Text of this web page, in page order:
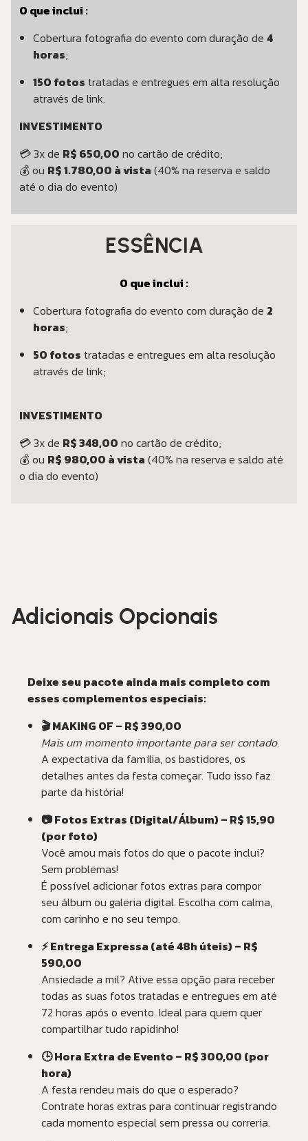
O que inclui :
Cobertura fotografia do evento com duração de 4
horas;
150 fotos tratadas e entregues em alta resolução
através de link.
INVESTIMENTO
💳 3x de R$ 650,00 no cartão de crédito;
💰 ou R$ 1.780,00 à vista (40% na reserva e saldo
até o dia do evento)
ESSÊNCIA
O que inclui :
Cobertura fotografia do evento com duração de 2
horas;
50 fotos tratadas e entregues em alta resolução
através de link;
INVESTIMENTO
💳 3x de R$ 348,00 no cartão de crédito;
💰 ou R$ 980,00 à vista (40% na reserva e saldo até
o dia do evento)
Adicionais Opcionais
Deixe seu pacote ainda mais completo com
esses complementos especiais:
🎬 MAKING OF – R$ 390,00
Mais um momento importante para ser contado.
A expectativa da família, os bastidores, os
detalhes antes da festa começar. Tudo isso faz
parte da história!
📷 Fotos Extras (Digital/Álbum) – R$ 15,90
(por foto)
Você amou mais fotos do que o pacote inclui?
Sem problemas!
É possível adicionar fotos extras para compor
seu álbum ou galeria digital. Escolha com calma,
com carinho e no seu tempo.
⚡ Entrega Expressa (até 48h úteis) – R$
590,00
Ansiedade a mil? Ative essa opção para receber
todas as suas fotos tratadas e entregues em até
72 horas após o evento. Ideal para quem quer
compartilhar tudo rapidinho!
🕒 Hora Extra de Evento – R$ 300,00 (por
hora)
A festa rendeu mais do que o esperado?
Contrate horas extras para continuar registrando
cada momento especial sem pressa ou correria.